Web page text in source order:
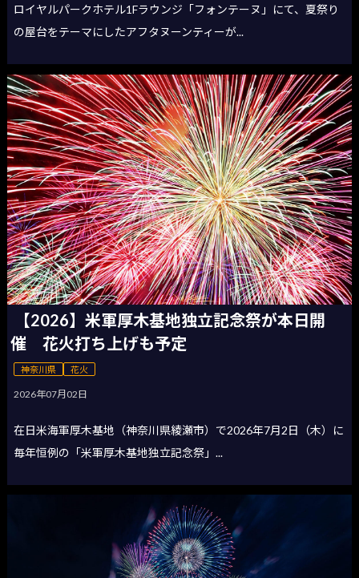
ロイヤルパークホテル1Fラウンジ「フォンテーヌ」にて、夏祭り
の屋台をテーマにしたアフタヌーンティーが...
【2026】米軍厚木基地独立記念祭が本日開
催 花火打ち上げも予定
神奈川県 花火
2026年07月02日
在日米海軍厚木基地（神奈川県綾瀬市）で2026年7月2日（木）に
毎年恒例の「米軍厚木基地独立記念祭」...